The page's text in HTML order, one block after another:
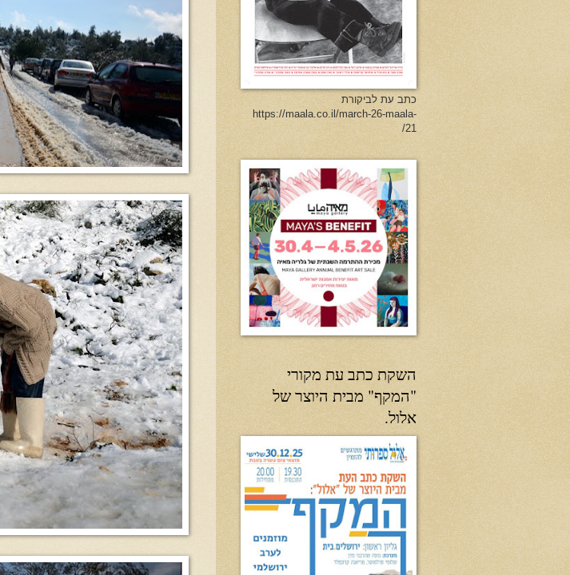
כתב עת לביקורת
https://maala.co.il/march-26-maala-
21/
השקת כתב עת מקורי
"המקף" מבית היוצר של
אלול.